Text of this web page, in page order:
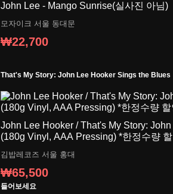
John Lee - Mango Sunrise(실사진 아님)
모자이크 서울 동대문
₩22,700
That's My Story: John Lee Hooker Sings the Blues
John Lee Hooker / That's My Story:
(180g Vinyl, AAA Pressing) *한정수량 할
김밥레코즈 서울 홍대
₩65,500
들어보세요